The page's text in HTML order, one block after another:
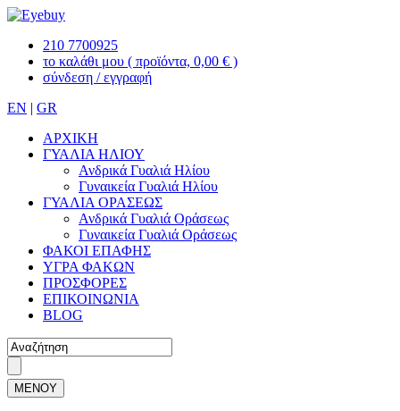
210 7700925
το καλάθι μου ( προϊόντα, 0,00 € )
σύνδεση / εγγραφή
EN | GR
ΑΡΧΙΚΗ
ΓΥΑΛΙΑ ΗΛΙΟΥ
Ανδρικά Γυαλιά Ηλίου
Γυναικεία Γυαλιά Ηλίου
ΓΥΑΛΙΑ ΟΡΑΣΕΩΣ
Ανδρικά Γυαλιά Οράσεως
Γυναικεία Γυαλιά Οράσεως
ΦΑΚΟΙ ΕΠΑΦΗΣ
ΥΓΡΑ ΦΑΚΩΝ
ΠΡΟΣΦΟΡΕΣ
ΕΠΙΚΟΙΝΩΝΙΑ
BLOG
ΜΕΝΟΥ